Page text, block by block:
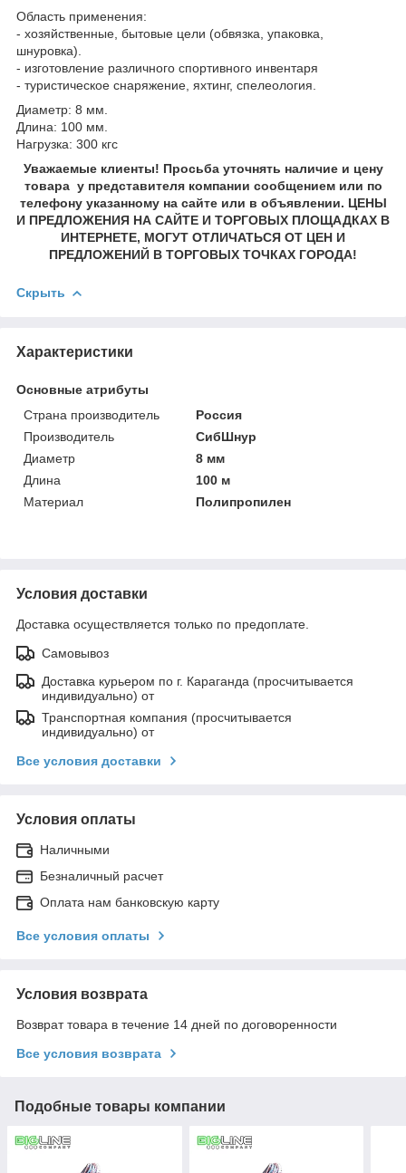
Область применения:
- хозяйственные, бытовые цели (обвязка, упаковка,
шнуровка).
- изготовление различного спортивного инвентаря
- туристическое снаряжение, яхтинг, спелеология.
Диаметр: 8 мм.
Длина: 100 мм.
Нагрузка: 300 кгс
Уважаемые клиенты! Просьба уточнять наличие и цену
товара у представителя компании сообщением или по
телефону указанному на сайте или в объявлении. ЦЕНЫ
И ПРЕДЛОЖЕНИЯ НА САЙТЕ И ТОРГОВЫХ ПЛОЩАДКАХ В
ИНТЕРНЕТЕ, МОГУТ ОТЛИЧАТЬСЯ ОТ ЦЕН И
ПРЕДЛОЖЕНИЙ В ТОРГОВЫХ ТОЧКАХ ГОРОДА!
Скрыть
Характеристики
Основные атрибуты
Страна производитель
Россия
Производитель
СибШнур
Диаметр
8 мм
Длина
100 м
Материал
Полипропилен
Условия доставки
Доставка осуществляется только по предоплате.
Самовывоз
Доставка курьером по г. Караганда (просчитывается
индивидуально) от
Транспортная компания (просчитывается
индивидуально) от
Все условия доставки
Условия оплаты
Наличными
Безналичный расчет
Оплата нам банковскую карту
Все условия оплаты
Условия возврата
Возврат товара в течение 14 дней по договоренности
Все условия возврата
Подобные товары компании